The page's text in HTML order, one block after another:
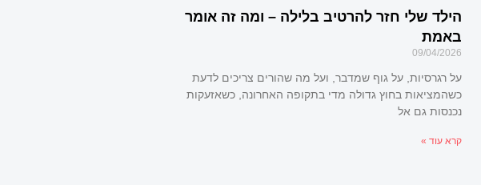
הילד שלי חזר להרטיב בלילה – ומה זה אומר
באמת
09/04/2026
על רגרסיות, על גוף שמדבר, ועל מה שהורים צריכים לדעת
כשהמציאות בחוץ גדולה מדי בתקופה האחרונה, כשאזעקות
נכנסות גם אל
קרא עוד »